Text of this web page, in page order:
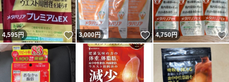
4,595円 いいね！
3,000円 いいね！
4,750円